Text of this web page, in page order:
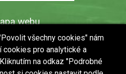
webu
O webu
informace
údajů (GDPR)
všechny cookies" nám
cookies pro analytické a
na odkaz "Podrobné